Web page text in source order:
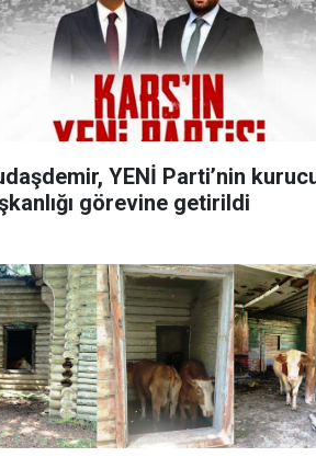
YENİ Parti’nin
görevine getirildi